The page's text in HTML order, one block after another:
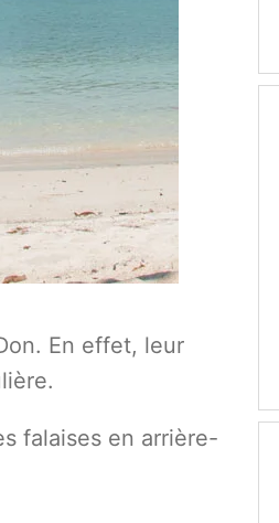
En effet, leur
falaises en arrière-